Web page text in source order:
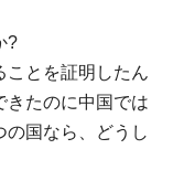
?
ことを証明したん
きたのに中国では
の国なら、どうし